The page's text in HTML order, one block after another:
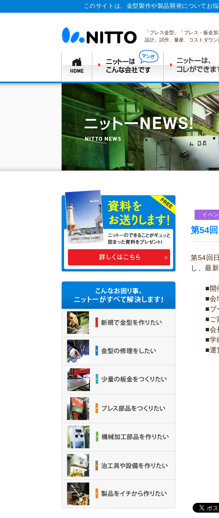
このサイトは、金型製作や製品開発についてお
「プレス金型」「プレス・板金
設計、試作、量産、コストダウ
イベ
第54
第54回
し、最
■開
■会
■ブ
■ご
■会
■学
■運